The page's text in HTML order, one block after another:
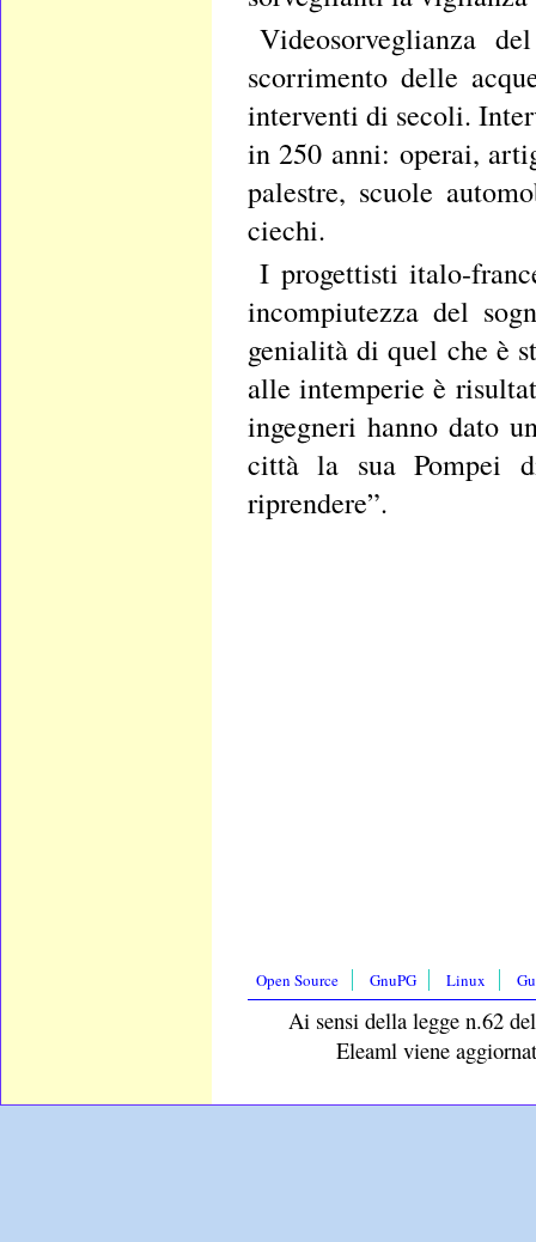
Videosorveglianza
scorrimento delle
interventi di secoli.
in 250 anni: operai,
palestre, scuole
ciechi.
I progettisti italo-
incompiutezza del
genialità di quel che è
alle intemperie è
ingegneri hanno dato
città la sua Pompei
riprendere”.
Open Source GnuPG Linux
Ai sensi della legge n.62
Eleaml viene